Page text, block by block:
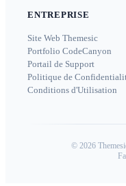
ENTREPRISE
Site Web Themesic
Portfolio CodeCanyon
Portail de Support
Politique de
Conditions d'Utilisation
© 2026